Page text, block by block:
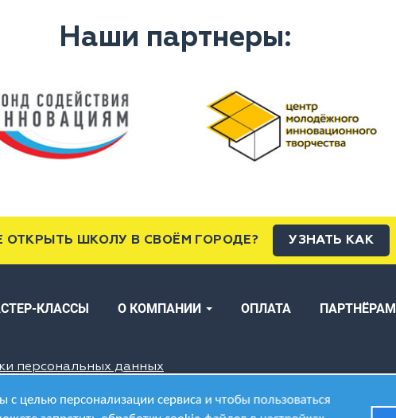
Наши партнеры:
ОТКРЫТЬ ШКОЛУ В СВОЁМ ГОРОДЕ? УЗНАТЬ КАК
КЛАССЫ О КОМПАНИИ ОПЛАТА ПАРТНЁРАМ
персональных данных
целью персонализации сервиса и чтобы пользоваться